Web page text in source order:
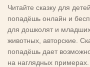
Читайте сказку для
попадёшь онлайн и
для дошколят и
животных, авторские.
попадёшь дает
на наглядных примерах.